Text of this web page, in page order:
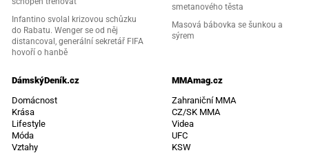
Infantino svolal krizovou schůzku
do Rabatu. Wenger se od něj
distancoval, generální sekretář FIFA
hovoří o hanbě
smetanového těsta
Masová bábovka se šunkou a
sýrem
DámskýDeník.cz
Domácnost
Krása
Lifestyle
Móda
Vztahy
MMAmag.cz
Zahraniční MMA
CZ/SK MMA
Videa
UFC
KSW